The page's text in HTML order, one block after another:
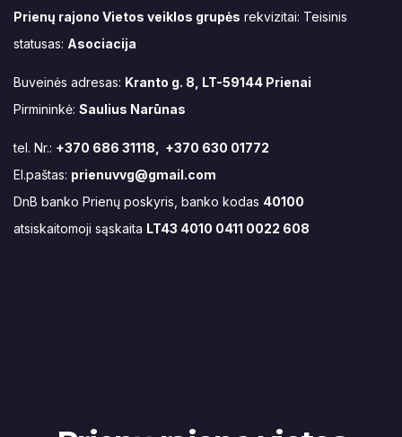
Prienų rajono Vietos veiklos grupės rekvizitai: Teisinis
statusas: Asociacija
Buveinės adresas: Kranto g. 8, LT-59144 Prienai
Pirmininkė: Saulius Narūnas
tel. Nr.: +370 686 31118, +370 630 01772
El.paštas: prienuvvg@gmail.com
DnB banko Prienų poskyris, banko kodas 40100
atsiskaitomoji sąskaita LT43 4010 0411 0022 608